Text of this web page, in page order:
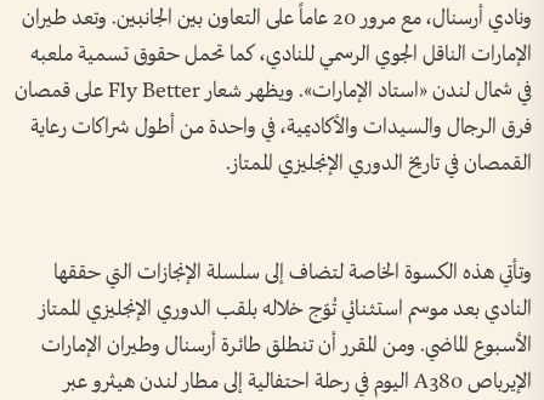
ونادي أرسنال، مع مرور 20 عاماً على التعاون بين الجانبين. وتعد طيران
الإمارات الناقل الجوي الرسمي للنادي، كما تحمل حقوق تسمية ملعبه
في شمال لندن «استاد الإمارات». ويظهر شعار Fly Better على قمصان
فرق الرجال والسيدات والأكاديمية، في واحدة من أطول شراكات رعاية
القمصان في تاريخ الدوري الإنجليزي الممتاز.
وتأتي هذه الكسوة الخاصة لتضاف إلى سلسلة الإنجازات التي حققها
النادي بعد موسم استثنائي تُوّج خلاله بلقب الدوري الإنجليزي الممتاز
الأسبوع الماضي. ومن المقرر أن تنطلق طائرة أرسنال وطيران الإمارات
الإيرباص A380 اليوم في رحلة احتفالية إلى مطار لندن هيثرو عبر